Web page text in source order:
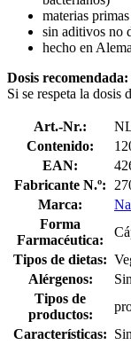
materias
sin aditivos no
hecho en
Dosis recomendada:
Si se respeta la dosis
Art.-Nr.:
Contenido:
EAN:
Fabricante N.º:
Marca:
Forma
Farmacéutica:
Tipos de dietas:
Alérgenos:
Tipos de
productos:
Características: